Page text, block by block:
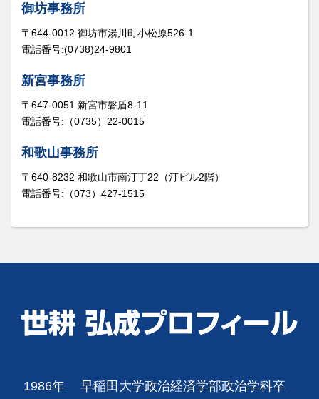
御坊事務所
〒644-0012 御坊市湯川町小松原526-1
電話番号:(0738)24-9801
新宮事務所
〒647-0051 新宮市磐盾8-11
電話番号:（0735）22-0015
和歌山事務所
〒640-8232 和歌山市南汀丁22（汀ビル2階）
電話番号:（073）427-1515
1986年
早稲田大学政治経済学部政治学科卒